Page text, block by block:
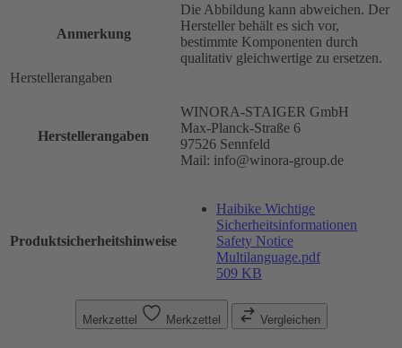
Anmerkung
Die Abbildung kann abweichen. Der
Hersteller behält es sich vor,
bestimmte Komponenten durch
qualitativ gleichwertige zu ersetzen.
Herstellerangaben
Herstellerangaben
WINORA-STAIGER GmbH
Max-Planck-Straße 6
97526 Sennfeld
Mail: info@winora-group.de
Produktsicherheitshinweise
Haibike Wichtige
Sicherheitsinformationen
Safety Notice
Multilanguage.pdf
509 KB
Merkzettel Merkzettel Vergleichen